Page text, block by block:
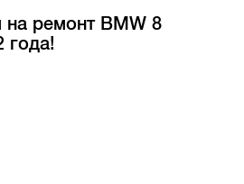
на ремонт BMW 8
года!